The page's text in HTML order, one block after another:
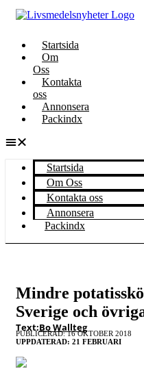
Startsida
Om
Oss
Kontakta
oss
Annonsera
Packindx
Startsida
Om Oss
Kontakta oss
Annonsera
Packindx
Mindre
Sverige och
Text:Bo Wallteg
PUBLICERAD: 16 OKTOBER 2018
UPPDATERAD: 21 FEBRUARI